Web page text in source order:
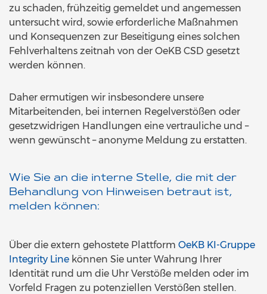
zu schaden, frühzeitig gemeldet und angemessen
untersucht wird, sowie erforderliche Maßnahmen
und Konsequenzen zur Beseitigung eines solchen
Fehlverhaltens zeitnah von der OeKB CSD gesetzt
werden können.
Daher ermutigen wir insbesondere unsere
Mitarbeitenden, bei internen Regelverstößen oder
gesetzwidrigen Handlungen eine vertrauliche und –
wenn gewünscht – anonyme Meldung zu erstatten.
Wie Sie an die interne Stelle, die mit der
Behandlung von Hinweisen betraut ist,
melden können:
Über die extern gehostete Plattform OeKB KI-Gruppe
Integrity Line können Sie unter Wahrung Ihrer
Identität rund um die Uhr Verstöße melden oder im
Vorfeld Fragen zu potenziellen Verstößen stellen.